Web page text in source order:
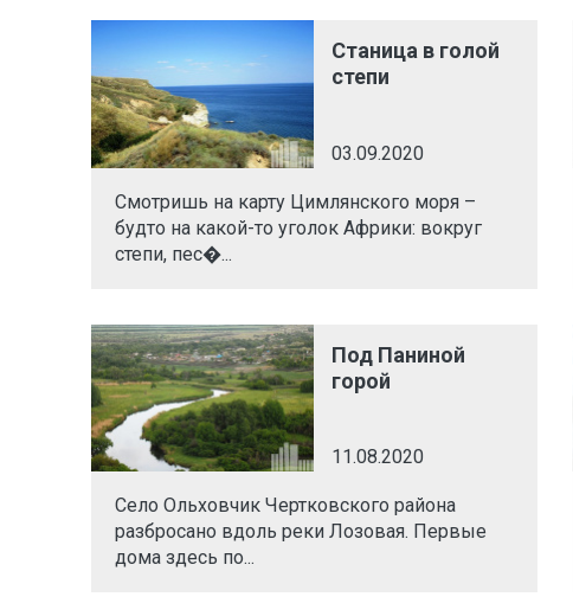
Станица в голой
степи
03.09.2020
Смотришь на карту Цимлянского моря –
будто на какой-то уголок Африки: вокруг
степи, пес�...
Под Паниной
горой
11.08.2020
Село Ольховчик Чертковского района
разбросано вдоль реки Лозовая. Первые
дома здесь по...